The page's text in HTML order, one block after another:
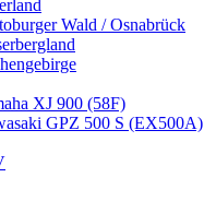
Wald / Osnabrück
XJ 900 (58F)
GPZ 500 S (EX500A)